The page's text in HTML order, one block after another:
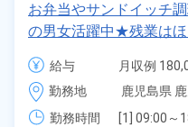
フリーワー
ド
自宅周辺の
お弁当やサンドイッチ
の男女活躍中★残業は
勤手当あり！マイカー
リーンルームでの快適
給与
月収例
時給 1,100
勤務地
鹿児島県
勤務時間
[1] 09:00～